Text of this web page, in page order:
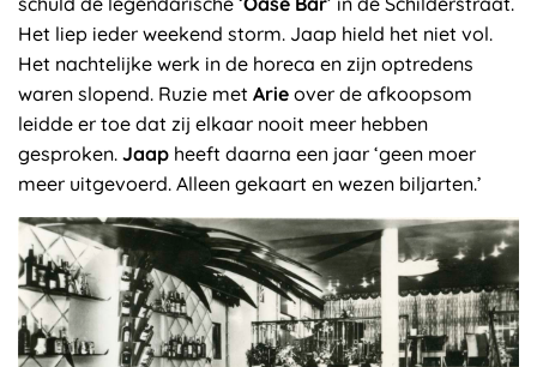
Het liep ieder weekend storm. Jaap hield het niet vol.
Het nachtelijke werk in de horeca en zijn optredens
waren slopend. Ruzie met Arie over de afkoopsom
leidde er toe dat zij elkaar nooit meer hebben
gesproken. Jaap heeft daarna een jaar ‘geen moer
meer uitgevoerd. Alleen gekaart en wezen biljarten.’